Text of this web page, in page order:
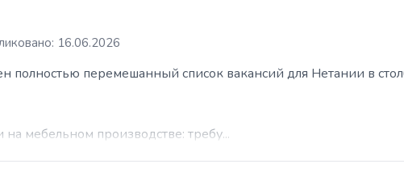
16.06.2026
полностью перемешанный список вакансий для Нетании в
на мебельном производстве: требу...